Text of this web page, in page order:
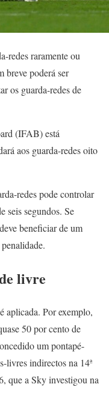
redes raramente ou
breve poderá ser
os guarda-redes de
(IFAB) está
aos guarda-redes oito
redes pode controlar
seis segundos. Se
beneficiar de um
livre
aplicada. Por exemplo,
50 por cento de
um pontapé-
livres indirectos na 14ª
que a Sky investigou na